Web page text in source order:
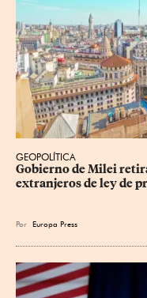
GEOPOLÍTICA
Gobierno de Milei
extranjeros de ley de
Por Europa Press